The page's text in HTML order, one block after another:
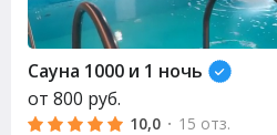
Сауна 1000 и 1 ночь
от 800 руб.
10,0 · 15 отз.